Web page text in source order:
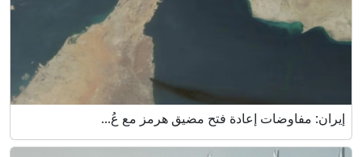
إيران: مفاوضات إعادة فتح مضيق هرمز مع عُ...